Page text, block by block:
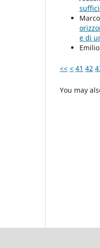
e di
<< < 41 42
You may